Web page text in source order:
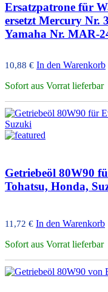
Ersatzpatrone für
ersetzt Mercury Nr.
Yamaha Nr. MAR-
10,88 € In den Warenkorb
Sofort aus Vorrat lieferbar
Getriebeöl 80W90
Tohatsu, Honda,
11,72 € In den Warenkorb
Sofort aus Vorrat lieferbar